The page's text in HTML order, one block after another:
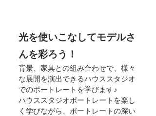
光を使いこなしてモデルさ
んを彩ろう！
背景、家具との組み合わせで、様々
な展開を演出できるハウススタジオ
でのポートレートを学びます♪
ハウススタジオポートレートを楽し
く学びながら、ポートレートの深い